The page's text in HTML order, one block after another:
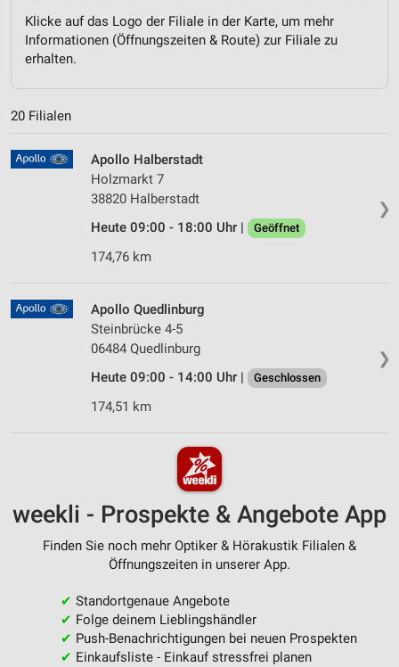
Klicke auf das Logo der Filiale in der Karte, um mehr
Informationen (Öffnungszeiten & Route) zur Filiale zu
erhalten.
20 Filialen
❯
Apollo Halberstadt
Holzmarkt 7
38820 Halberstadt
Heute 09:00 - 18:00 Uhr |
Geöffnet
174,76 km
❯
Apollo Quedlinburg
Steinbrücke 4-5
06484 Quedlinburg
Heute 09:00 - 14:00 Uhr |
Geschlossen
174,51 km
weekli - Prospekte & Angebote App
Finden Sie noch mehr Optiker & Hörakustik Filialen &
Öffnungszeiten in unserer App.
✔ Standortgenaue Angebote
✔ Folge deinem Lieblingshändler
✔ Push-Benachrichtigungen bei neuen Prospekten
✔ Einkaufsliste - Einkauf stressfrei planen